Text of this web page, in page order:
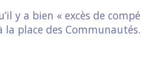
y a bien « excès de
la place des